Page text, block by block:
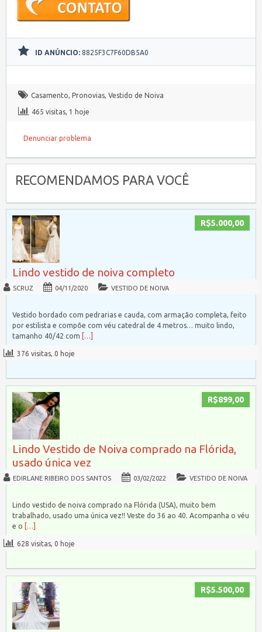
ID ANÚNCIO: 8825F3C7F60DB5A0
Casamento, Pronovias, Vestido de Noiva
465 visitas, 1 hoje
Denunciar problema
RECOMENDAMOS PARA VOCÊ
R$5.000,00
Lindo vestido de noiva completo
SCRUZ 04/11/2020 VESTIDO DE NOIVA
Vestido bordado com pedrarias e cauda, com armação completa, feito
por estilista e compõe com véu catedral de 4 metros… muito lindo,
tamanho 40/42 com
[…]
376 visitas, 0 hoje
R$899,00
Lindo Vestido de Noiva comprado na Flórida,
usado única vez
EDIRLANE RIBEIRO DOS SANTOS 03/02/2022 VESTIDO DE NOIVA
Lindo vestido de noiva comprado na Flórida (USA), muito bem
trabalhado, usado uma única vez!! Veste do 36 ao 40. Acompanha o véu
e o
[…]
628 visitas, 0 hoje
R$5.500,00